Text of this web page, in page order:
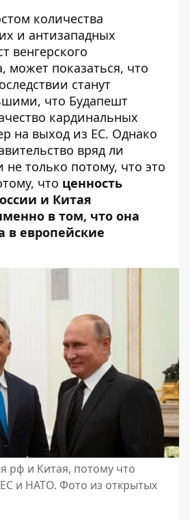
количества
и антизападных
венгерского
может показаться, что
станут
что Будапешт
кардинальных
на выход из ЕС. Однако
вряд ли
не только потому, что это
что ценность
и Китая
в том, что она
в европейские
рф и Китая, потому что
и НАТО. Фото из открытых